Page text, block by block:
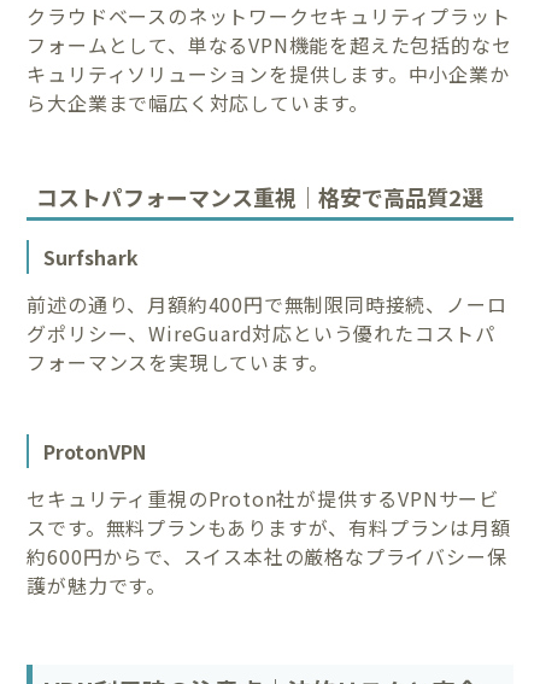
クラウドベースのネットワークセキュリティプラット
フォームとして、単なるVPN機能を超えた包括的なセ
キュリティソリューションを提供します。中小企業か
ら大企業まで幅広く対応しています。
コストパフォーマンス重視｜格安で高品質2選
Surfshark
前述の通り、月額約400円で無制限同時接続、ノーロ
グポリシー、WireGuard対応という優れたコストパ
フォーマンスを実現しています。
ProtonVPN
セキュリティ重視のProton社が提供するVPNサービ
スです。無料プランもありますが、有料プランは月額
約600円からで、スイス本社の厳格なプライバシー保
護が魅力です。